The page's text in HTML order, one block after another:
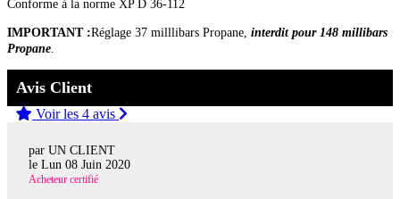
Conforme à la norme XP D 36-112
IMPORTANT :Réglage 37 milllibars Propane, interdit pour 148 millibars
Propane
Avis Client
Voir les 4 avis
par UN CLIENT
le Lun 08 Juin 2020
Acheteur certifié